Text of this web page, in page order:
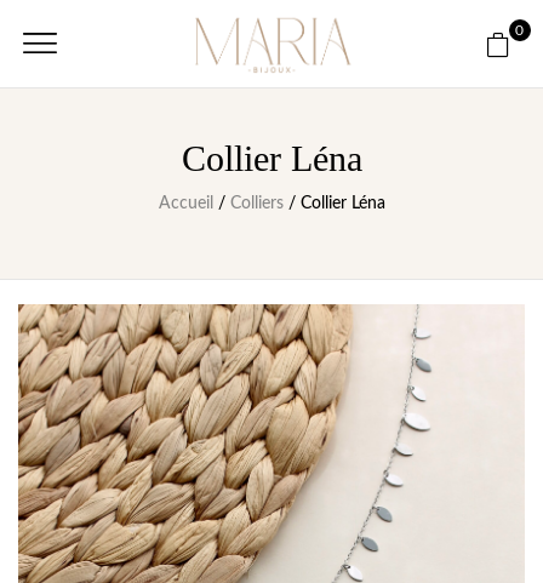
0
Collier Léna
Accueil / Colliers/ Collier Léna